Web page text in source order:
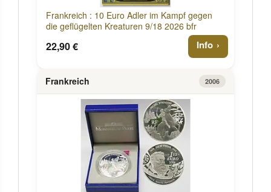
Frankreich : 10 Euro Adler im Kampf gegen
die geflügelten Kreaturen 9/18 2026 bfr
22,90 € Info
Frankreich 2006